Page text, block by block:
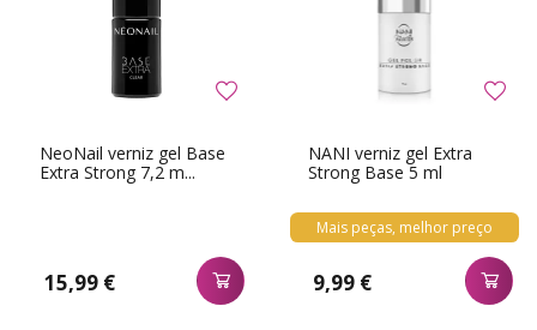
NeoNail verniz gel Base
Extra Strong 7,2 m...
15,99 €
NANI verniz gel Extra
Strong Base 5 ml
Mais peças, melhor preço
9,99 €